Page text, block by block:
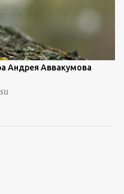
Андрея Аввакумова